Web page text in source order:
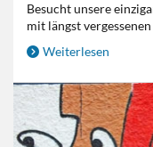
Besucht unsere
mit längst
Weiterlesen